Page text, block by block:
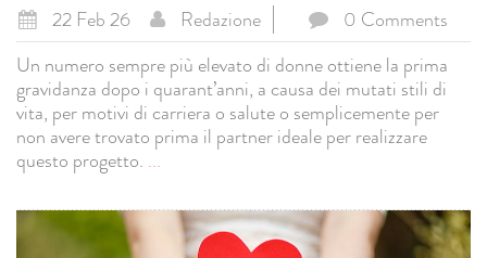
22 Feb 26 Redazione
0 Comments
Un numero sempre più elevato di donne ottiene la prima
gravidanza dopo i quarant’anni, a causa dei mutati stili di
vita, per motivi di carriera o salute o semplicemente per
non avere trovato prima il partner ideale per realizzare
questo progetto. ...